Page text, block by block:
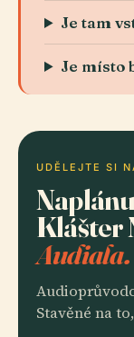
Je tam
Je místo
UDĚLEJTE SI
Klášter
Audiala.
Stavěné na